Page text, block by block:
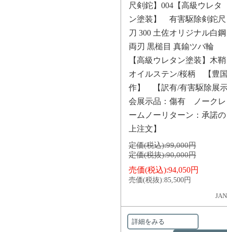
尺剣鉈】004【高級ウレタ
ン塗装】 有害駆除剣鉈尺
刀 300 土佐オリジナル白鋼
両刃 黒槌目 真鍮ツバ輪
【高級ウレタン塗装】木鞘
オイルステン/桜柄 【豊
作】 【訳有/有害駆除展
会展示品：傷有 ノークレ
ームノーリターン：承諾の
上注文】
定価(税込):99,000円
定価(税抜):90,000円
売価(税込):94,050円
売価(税抜):85,500円
詳細をみる